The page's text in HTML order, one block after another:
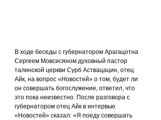
В ходе беседы с губернатором Арагацотна
Сергеем Мовсисяном духовный пастор
талинской церкви Сурб Аствацацин, отец
Айк, на вопрос «Новостей» о том, будет ли
он совершать богослужение, ответил, что
это пока неизвестно. После разговора с
губернатором отец Айк в интервью
«Новостей» сказал: «Я поеду совершать